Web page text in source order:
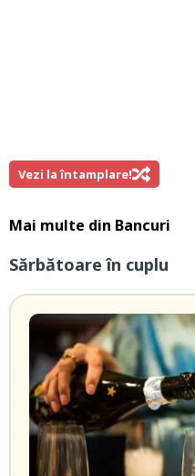
Vezi la întamplare!
Mai multe din Bancuri
Sărbătoare în cuplu